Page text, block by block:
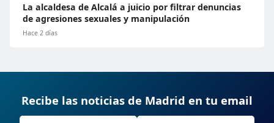
La alcaldesa de Alcalá a juicio por filtrar denuncias
de agresiones sexuales y manipulación
Hace 2 días
Recibe las noticias de Madrid en tu email